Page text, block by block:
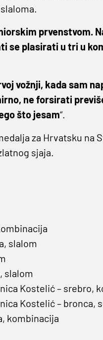
prvenstvom.
se plasirati u tri u
vožnji, kada sam
ne forsirati
što jesam“.
za Hrvatsku na
sjaja.
slalom
slalom
Kostelić – srebro,
Kostelić – bronca,
kombinacija